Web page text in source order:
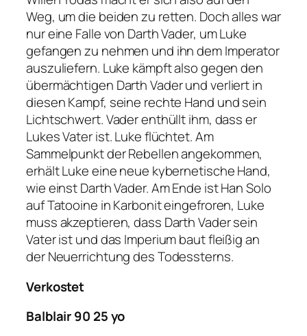
Weg, um die beiden zu retten. Doch alles war
nur eine Falle von Darth Vader, um Luke
gefangen zu nehmen und ihn dem Imperator
auszuliefern. Luke kämpft also gegen den
übermächtigen Darth Vader und verliert in
diesen Kampf, seine rechte Hand und sein
Lichtschwert. Vader enthüllt ihm, dass er
Lukes Vater ist. Luke flüchtet. Am
Sammelpunkt der Rebellen angekommen,
erhält Luke eine neue kybernetische Hand,
wie einst Darth Vader. Am Ende ist Han Solo
auf Tatooine in Karbonit eingefroren, Luke
muss akzeptieren, dass Darth Vader sein
Vater ist und das Imperium baut fleißig an
der Neuerrichtung des Todessterns.
Verkostet
Balblair 90 25 yo